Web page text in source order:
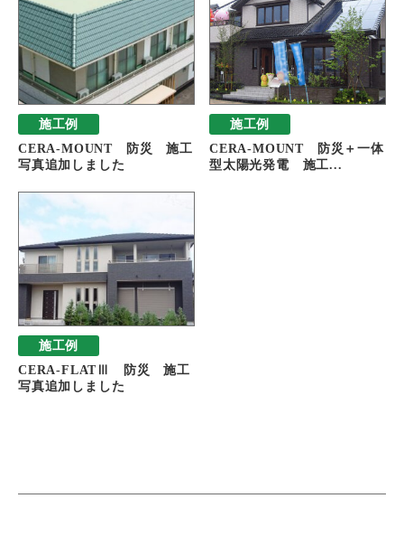
施工例
CERA-MOUNT 防災 施工
写真追加しました
施工例
CERA-MOUNT 防災＋一体
型太陽光発電 施工...
施工例
CERA-FLATⅢ 防災 施工
写真追加しました